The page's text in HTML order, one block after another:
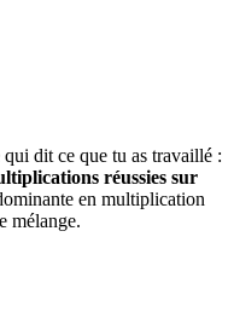
dit ce que tu as travaillé :
réussies sur
en multiplication
mélange.